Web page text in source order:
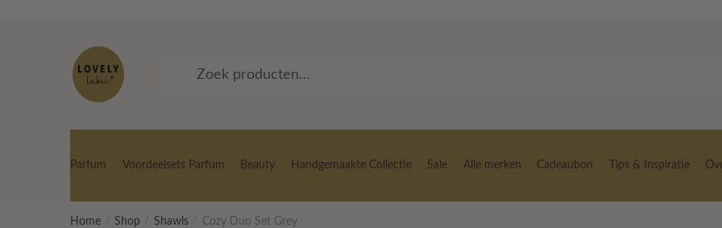
Zoeken
Parfum Voordeelsets Parfum Beauty Handgemaakte Collectie Sale Alle merken Cadeaubon Tips & Inspiratie
Home / Shop / Shawls / Cozy Duo Set Grey